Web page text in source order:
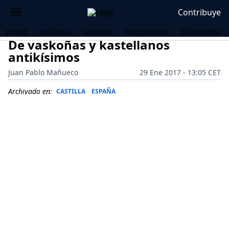
Contribuye
HOME POLÍTICA MUNDO PERIODISMO ECONOMÍA
De vaskoñas y kastellanos
antikísimos
Juan Pablo Mañueco
29 Ene 2017 - 13:05 CET
Archivado en: CASTILLA ESPAÑA